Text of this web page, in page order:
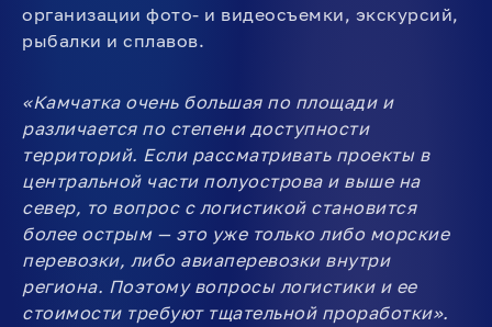
организации фото- и видеосъемки, экскурсий,
рыбалки и сплавов.
«Камчатка очень большая по площади и
различается по степени доступности
территорий. Если рассматривать проекты в
центральной части полуострова и выше на
север, то вопрос с логистикой становится
более острым — это уже только либо морские
перевозки, либо авиаперевозки внутри
региона. Поэтому вопросы логистики и ее
стоимости требуют тщательной проработки».